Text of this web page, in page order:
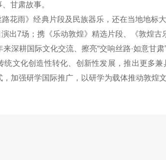
甘肃故事。
雨》经典片段及民族器乐，还在当地地标
7场；携《乐动敦煌》精选片段、《敦煌古
耕国际文化交流、擦亮“交响丝路·如意甘肃”
化创造性转化、创新性发展，推出更多兼
加强研学国际推广，以研学为载体推动敦煌